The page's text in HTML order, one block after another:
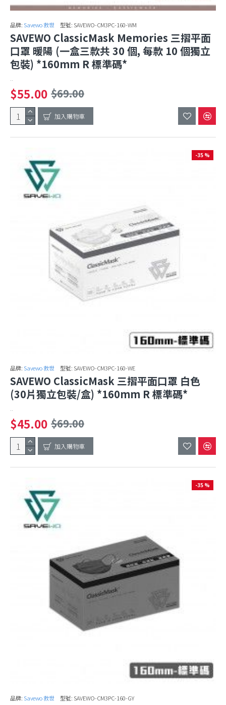
品牌: Savewo 救世 型號: SAVEWO-CM3PC-160-WM
SAVEWO ClassicMask Memories 三摺平面
口罩 暖陽 (一盒三款共 30 個, 每款 10 個獨立
包裝) *160mm R 標準碼*
..
$55.00 $69.00
加入購物車
-35 %
品牌: Savewo 救世 型號: SAVEWO-CM3PC-160-WE
SAVEWO ClassicMask 三摺平面口罩 白色
(30片獨立包裝/盒) *160mm R 標準碼*
..
$45.00 $69.00
加入購物車
-35 %
品牌: Savewo 救世 型號: SAVEWO-CM3PC-160-GY